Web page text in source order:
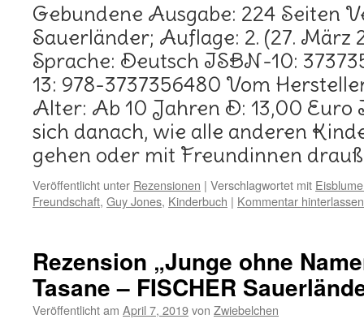
Gebundene Ausgabe: 224 Seiten
Sauerländer; Auflage: 2. (27. März
Sprache: Deutsch ISBN-10:
13: 978-3737356480 Vom
Alter: Ab 10 Jahren D: 13,00 Euro
sich danach, wie alle anderen
gehen oder mit Freundinnen
Veröffentlicht unter Rezensionen | Verschlagwortet mit
Freundschaft, Guy Jones, Kinderbuch | Kommentar hinterlassen
Rezension „Junge ohne
Tasane – FISCHER
Veröffentlicht am April 7, 2019von Zwiebelchen